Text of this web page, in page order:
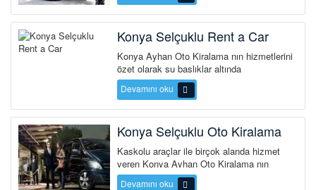
Konya Selçuklu Rent a Car
Konya Ayhan Oto Kiralama nın hizmetlerini
özet olarak şu başlıklar altında
sıralayabiliriz. Konya da Ailenizl...
Devamını oku
Konya Selçuklu Oto Kiralama
Kaskolu araçlar ile birçok alanda hizmet
veren Konya Ayhan Oto Kiralama nın
hizmetlerini ö...
Devamını oku